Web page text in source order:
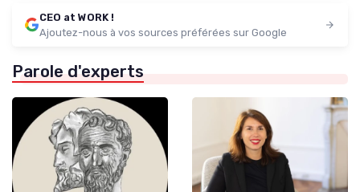
CEO at WORK !
Ajoutez-nous à vos sources préférées sur Google
Parole d'experts